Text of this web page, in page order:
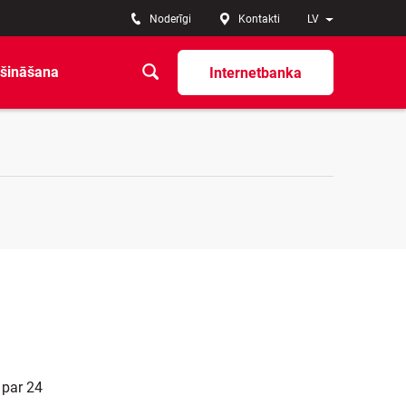
LV
Noderīgi Kontakti
Internetbanka
24